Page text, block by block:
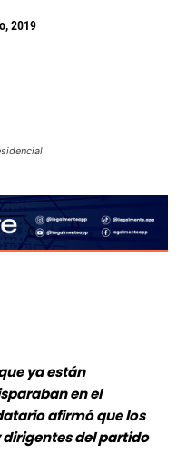
2019
ya están
en el
afirmó que los
del partido